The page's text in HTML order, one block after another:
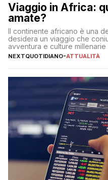
Viaggio in Africa:
amate?
Il continente africano è una
desidera un viaggio che
avventura e culture millenarie
NEXTQUOTIDIANO-ATTUALITÀ